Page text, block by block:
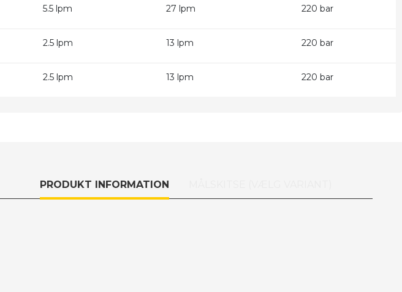
5.5 lpm 27 lpm 220 bar
2.5 lpm 13 lpm 220 bar
2.5 lpm 13 lpm 220 bar
PRODUKT INFORMATION